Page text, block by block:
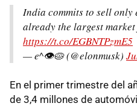
India commits to sell
already the largest
https://t.co/EGBNTPzmE5
— e^👁🥧 (@elonmusk)
En el primer trimestre del
de 3,4 millones de